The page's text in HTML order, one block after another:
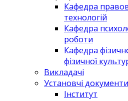
Кафедра
технологій
Кафедра
роботи
Кафедра
фізичної
Викладачі
Установчі документи
Інститут